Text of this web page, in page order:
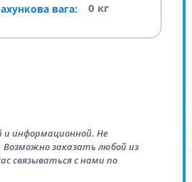
вага: 0 кг
и информационной. Не
заказать любой из
связываться с нами по